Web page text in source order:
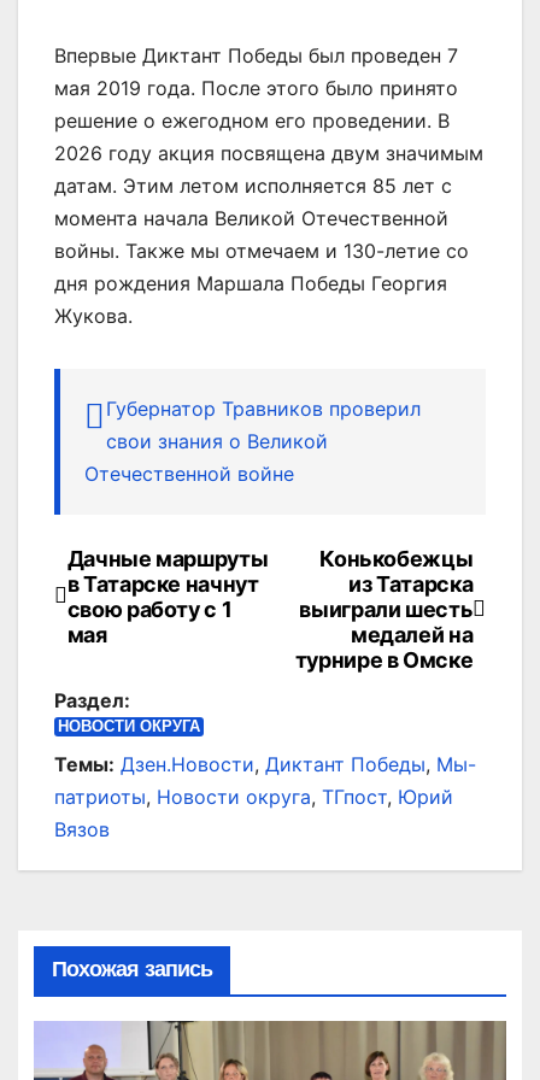
Впервые Диктант Победы был проведен 7
мая 2019 года. После этого было принято
решение о ежегодном его проведении. В
2026 году акция посвящена двум значимым
датам. Этим летом исполняется 85 лет с
момента начала Великой Отечественной
войны. Также мы отмечаем и 130-летие со
дня рождения Маршала Победы Георгия
Жукова.
Губернатор Травников проверил
свои знания о Великой
Отечественной войне
Навигация
по
Конькобежцы
из Татарска
выиграли шесть
медалей на
турнире в Омске
Дачные маршруты
в Татарске начнут
свою работу с 1
мая
Раздел:
НОВОСТИ ОКРУГА
Темы: Дзен.Новости, Диктант Победы, Мы-
патриоты, Новости округа, ТГпост, Юрий
Вязов
Похожая запись